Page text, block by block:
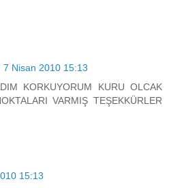
7 Nisan 2010 15:13
KORKUYORUM KURU OLCAK
VARMIŞ TEŞEKKÜRLER
15:13